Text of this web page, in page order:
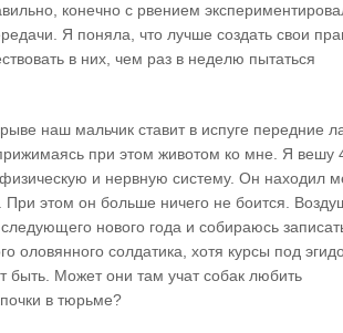
конечно с рвением
Я поняла, что лучше создать свои
в них, чем раз в неделю пытаться
наш мальчик ставит в испуге передние
при этом животом ко мне. Я вешу
и нервную систему. Он находил
этом он больше ничего не боится.
нового года и собираюсь
оловянного солдатика, хотя курсы под
быть. Может они там учат собак любить
в тюрьме?